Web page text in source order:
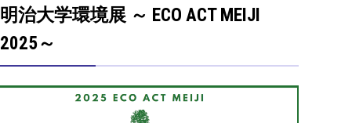
明治大学環境展 ～ ECO ACT MEIJI
2025～